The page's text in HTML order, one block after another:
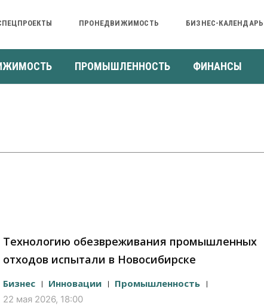
ПРОНЕДВИЖИМОСТЬ БИЗНЕС-КАЛЕНДАРЬ
ПРОМЫШЛЕННОСТЬ ФИНАНСЫ
Технологию обезвреживания промышленных
отходов испытали в Новосибирске
Бизнес Инновации Промышленность
22 мая 2026, 18:00